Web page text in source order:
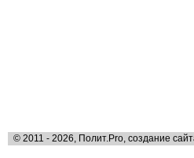
© 2011 - 2026, Полит.Pro, создание